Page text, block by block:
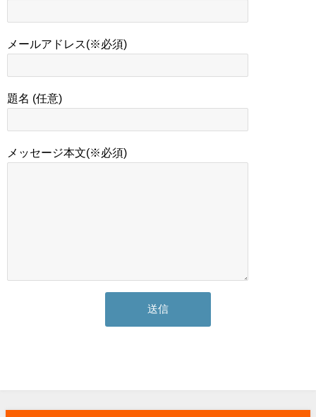
メールアドレス(※必須)
題名 (任意)
メッセージ本文(※必須)